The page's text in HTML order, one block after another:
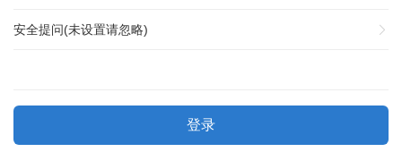
安全提问(未设置请忽略)
登录